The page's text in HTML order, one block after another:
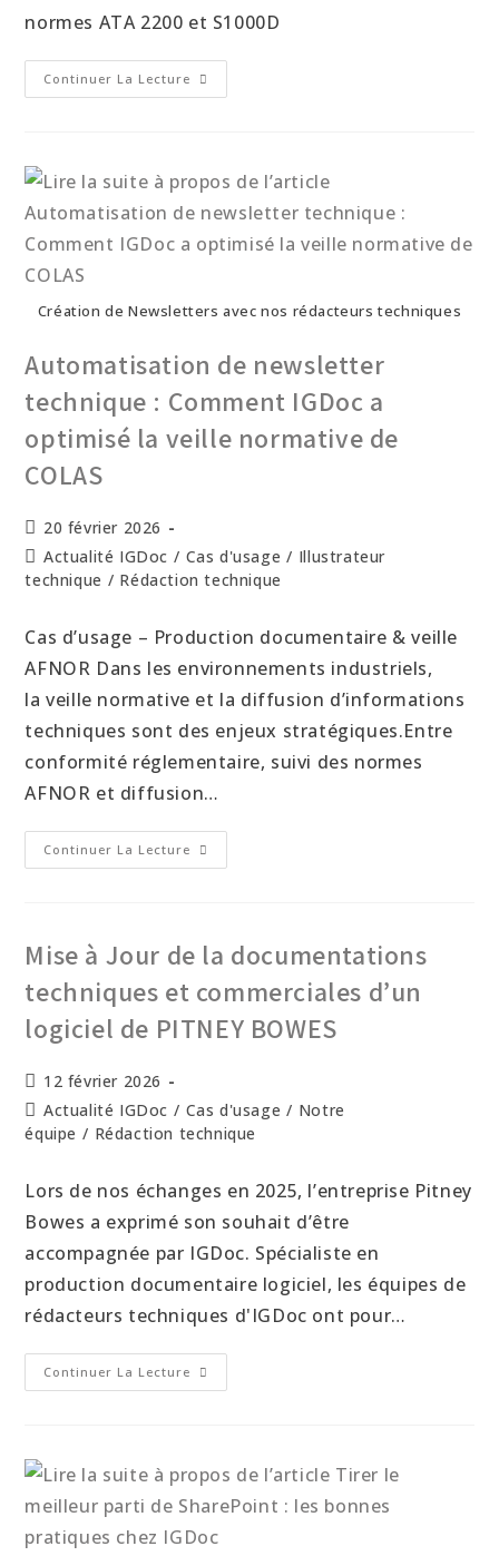
normes ATA 2200 et S1000D
Continuer La Lecture
Création de Newsletters avec nos rédacteurs techniques
Automatisation de newsletter
technique : Comment IGDoc a
optimisé la veille normative de
COLAS
20 février 2026
Actualité IGDoc / Cas d'usage / Illustrateur
technique / Rédaction technique
Cas d’usage – Production documentaire & veille
AFNOR Dans les environnements industriels,
la veille normative et la diffusion d’informations
techniques sont des enjeux stratégiques.Entre
conformité réglementaire, suivi des normes
AFNOR et diffusion…
Continuer La Lecture
Mise à Jour de la documentations
techniques et commerciales d’un
logiciel de PITNEY BOWES
12 février 2026
Actualité IGDoc / Cas d'usage / Notre
équipe / Rédaction technique
Lors de nos échanges en 2025, l’entreprise Pitney
Bowes a exprimé son souhait d’être
accompagnée par IGDoc. Spécialiste en
production documentaire logiciel, les équipes de
rédacteurs techniques d'IGDoc ont pour…
Continuer La Lecture